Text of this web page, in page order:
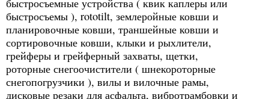
быстросъемные устройства ( квик каплеры или
быстросъемы ), rototilt, землеройные ковши и
планировочные ковши, траншейные ковши и
сортировочные ковши, клыки и рыхлители,
грейферы и грейферный захваты, щетки,
роторные снегоочистители ( шнекороторные
снегопогрузчики ), вилы и вилочные рамы,
дисковые резаки для асфальта, вибротрамбовки и